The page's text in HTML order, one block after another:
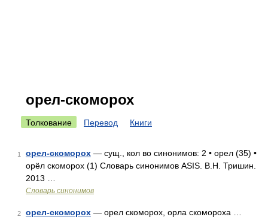
орел-скоморох
Толкование Перевод Книги
1 орел-скоморох — сущ., кол во синонимов: 2 • орел (35) •
орёл скоморох (1) Словарь синонимов ASIS. В.Н. Тришин.
2013 …
Словарь синонимов
2 орел-скоморох — орел скоморох, орла скомороха …